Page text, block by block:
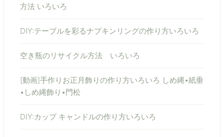
方法 いろいろ
DIY:テーブルを彩るナプキンリングの作り方いろいろ
空き瓶のリサイクル方法 いろいろ
[動画]手作りお正月飾りの作り方いろいろ しめ縄•紙垂
•しめ縄飾り•門松
DIY:カップ キャンドルの作り方いろいろ